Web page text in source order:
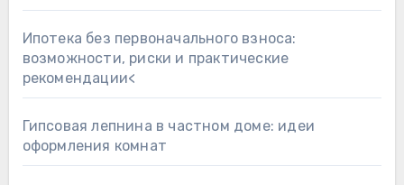
Ипотека без первоначального взноса:
возможности, риски и практические
рекомендации<
Гипсовая лепнина в частном доме: идеи
оформления комнат